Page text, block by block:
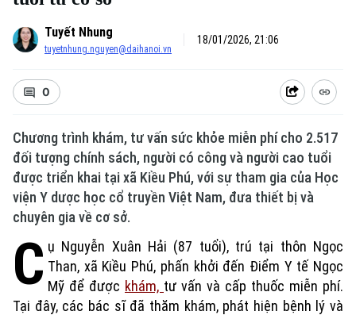
Tuyết Nhung
tuyetnhung.nguyen@daihanoi.vn
18/01/2026, 21:06
0
Chương trình khám, tư vấn sức khỏe miễn phí cho 2.517
đối tượng chính sách, người có công và người cao tuổi
được triển khai tại xã Kiều Phú, với sự tham gia của Học
viện Y dược học cổ truyền Việt Nam, đưa thiết bị và
chuyên gia về cơ sở.
C ụ Nguyễn Xuân Hải (87 tuổi), trú tại thôn Ngọc
Than, xã Kiều Phú, phấn khởi đến Điểm Y tế Ngọc
Mỹ để được khám, tư vấn và cấp thuốc miễn phí.
Tại đây, các bác sĩ đã thăm khám, phát hiện bệnh lý và